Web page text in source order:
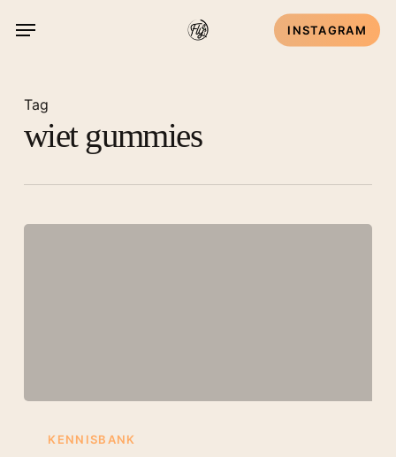
INSTAGRAM
Menu
Tag
wiet gummies
KENNISBANK